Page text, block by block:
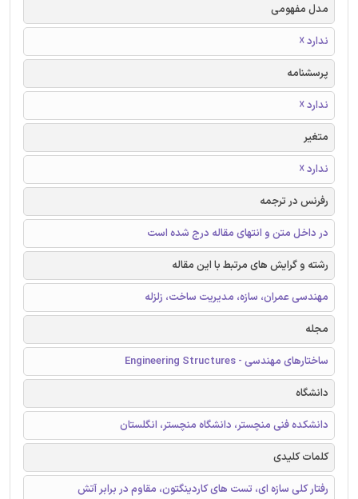
مدل مفهومی
ندارد ☓
پرسشنامه
ندارد ☓
متغیر
ندارد ☓
رفرنس در ترجمه
در داخل متن و انتهای مقاله درج شده است
رشته و گرایش های مرتبط با این مقاله
مهندسی عمران، سازه، مدیریت ساخت، زلزله
مجله
ساختارهای مهندسی - Engineering Structures
دانشگاه
دانشکده فنی منچستر، دانشگاه منچستر، انگلستان
کلمات کلیدی
رفتار کلی سازه ای، تست های کاردینگتون، مقاوم در برابر آتش